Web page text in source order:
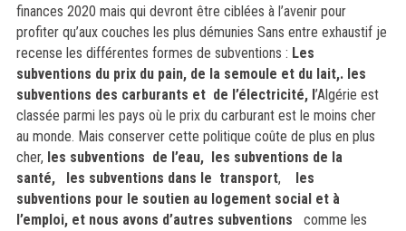
finances 2020 mais qui devront être ciblées à l’avenir pour
profiter qu’aux couches les plus démunies Sans entre exhaustif je
recense les différentes formes de subventions : Les
subventions du prix du pain, de la semoule et du lait,. les
subventions des carburants et de l’électricité, l’Algérie est
classée parmi les pays où le prix du carburant est le moins cher
au monde. Mais conserver cette politique coûte de plus en plus
cher, les subventions de l’eau, les subventions de la
santé,
les subventions dans le transport, les
subventions pour le soutien au logement social et à
l’emploi, et nous avons d’autres subventions
comme les